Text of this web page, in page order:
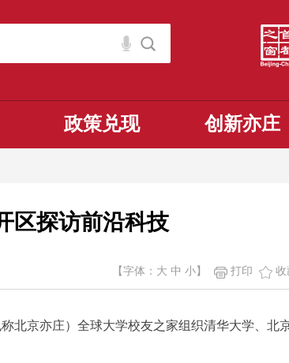
政策兑现 创新亦庄
区探访前沿科技
【字体： 大 中 小 】 打印 收
京亦庄）全球大学校友之家组织清华大学、北